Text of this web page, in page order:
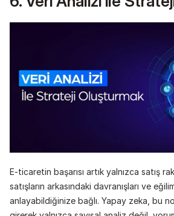
E-ticaretin başarısı artık yalnızca satış
satışların arkasındaki davranışları ve
anlayabildiğinize bağlı. Yapay zeka, bu